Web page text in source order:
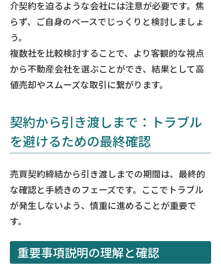
介契約を迫るような会社には注意が必要です。焦
らず、ご自身のペースでじっくりと検討しましょ
う。
複数社を比較検討することで、より客観的な視点
から不動産会社を選ぶことができ、結果として高
値売却やスムーズな取引に繋がります。
契約から引き渡しまで：トラブル
を避けるための最終確認
売買契約締結から引き渡しまでの期間は、最終的
な確認と手続きのフェーズです。ここでトラブル
が発生しないよう、慎重に進めることが重要で
す。
重要事項説明の理解と確認